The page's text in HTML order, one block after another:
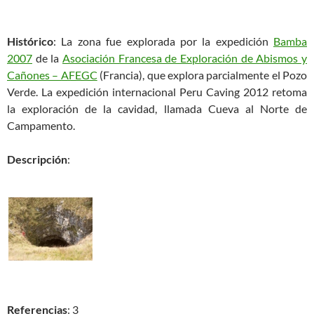
Histórico: La zona fue explorada por la expedición Bamba
2007 de la Asociación Francesa de Exploración de Abismos y
Cañones – AFEGC (Francia), que explora parcialmente el Pozo
Verde. La expedición internacional Peru Caving 2012 retoma
la exploración de la cavidad, llamada Cueva al Norte de
Campamento.
Descripción:
Referencias: 3